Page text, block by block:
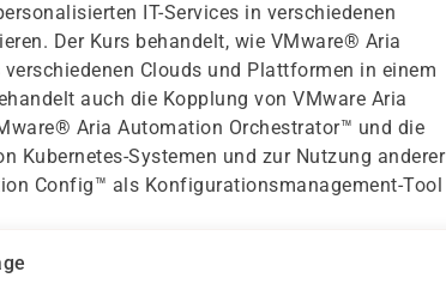
IT-Services in verschiedenen
Der Kurs behandelt, wie VMware® Aria
Clouds und Plattformen in einem
auch die Kopplung von VMware Aria
Aria Automation Orchestrator™ und die
Kubernetes-Systemen und zur Nutzung anderer
Config™ als Konfigurationsmanagement-Tool